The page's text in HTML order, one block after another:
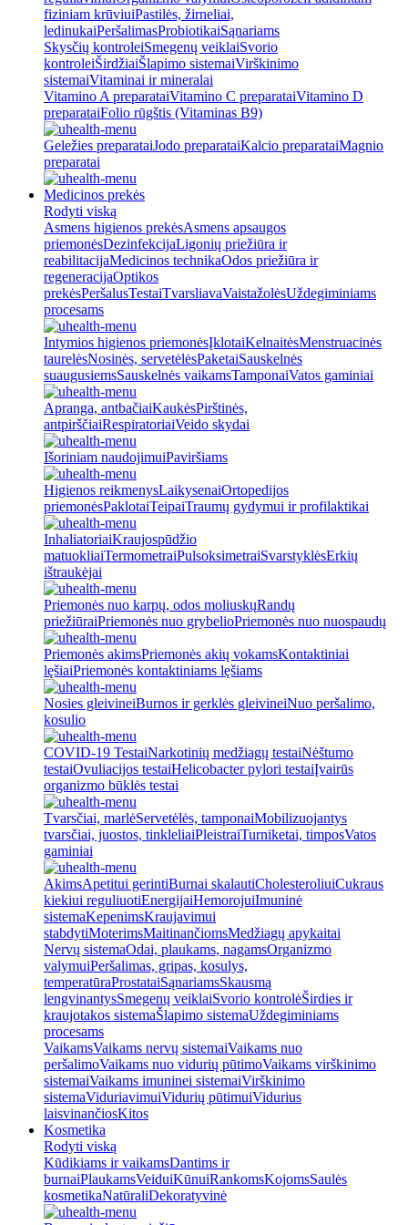
fiziniam krūviuiPastilės, žirneliai,
ledinukaiPeršalimasProbiotikaiSąnariams
Skysčių kontroleiSmegenų veiklaiSvorio
kontroleiŠirdžiaiŠlapimo sistemaiVirškinimo
sistemaiVitaminai ir mineralai
Vitamino A preparataiVitamino C preparataiVitamino D
preparataiFolio rūgštis (Vitaminas B9)
Geležies preparataiJodo preparataiKalcio preparataiMagnio
preparatai
Medicinos prekės
Rodyti viską
Asmens higienos prekėsAsmens apsaugos
priemonėsDezinfekcijaLigonių priežiūra ir
reabilitacijaMedicinos technikaOdos priežiūra ir
regeneracijaOptikos
prekėsPeršalusTestaiTvarsliavaVaistažolėsUždegiminiams
procesams
Intymios higienos priemonėsĮklotaiKelnaitėsMenstruacinės
taurelėsNosinės, servetėlėsPaketaiSauskelnės
suaugusiemsSauskelnės vaikamsTamponaiVatos gaminiai
Apranga, antbačiaiKaukėsPirštinės,
antpirščiaiRespiratoriaiVeido skydai
Išoriniam naudojimuiPaviršiams
Higienos reikmenysLaikysenaiOrtopedijos
priemonėsPaklotaiTeipaiTraumų gydymui ir profilaktikai
InhaliatoriaiKraujospūdžio
matuokliaiTermometraiPulsoksimetraiSvarstyklėsErkių
ištraukėjai
Priemonės nuo karpų, odos moliuskųRandų
priežiūraiPriemonės nuo grybelioPriemonės nuo nuospaudų
Priemonės akimsPriemonės akių vokamsKontaktiniai
lęšiaiPriemonės kontaktiniams lęšiams
Nosies gleivineiBurnos ir gerklės gleivineiNuo peršalimo,
kosulio
COVID-19 TestaiNarkotinių medžiagų testaiNėštumo
testaiOvuliacijos testaiHelicobacter pylori testaiĮvairūs
organizmo būklės testai
Tvarsčiai, marlėServetėlės, tamponaiMobilizuojantys
tvarsčiai, juostos, tinkleliaiPleistraiTurniketai, timposVatos
gaminiai
AkimsApetitui gerintiBurnai skalautiCholesteroliuiCukraus
kiekiui reguliuotiEnergijaiHemorojuiImuninė
sistemaKepenimsKraujavimui
stabdytiMoterimsMaitinančiomsMedžiagų apykaitai
Nervų sistemaOdai, plaukams, nagamsOrganizmo
valymuiPeršalimas, gripas, kosulys,
temperatūraProstataiSąnariamsSkausmą
lengvinantysSmegenų veiklaiSvorio kontrolėŠirdies ir
kraujotakos sistemaŠlapimo sistemaUždegiminiams
procesams
VaikamsVaikams nervų sistemaiVaikams nuo
peršalimoVaikams nuo vidurių pūtimoVaikams virškinimo
sistemaiVaikams imuninei sistemaiVirškinimo
sistemaViduriavimuiVidurių pūtimuiVidurius
laisvinančiosKitos
Kosmetika
Rodyti viską
Kūdikiams ir vaikamsDantims ir
burnaiPlaukamsVeiduiKūnuiRankomsKojomsSaulės
kosmetikaNatūraliDekoratyvinė